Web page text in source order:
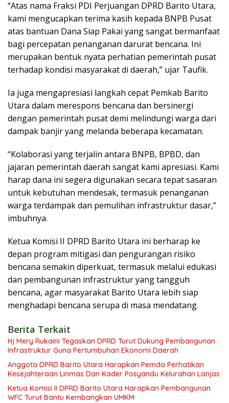
“Atas nama Fraksi PDI Perjuangan DPRD Barito Utara,
kami mengucapkan terima kasih kepada BNPB Pusat
atas bantuan Dana Siap Pakai yang sangat bermanfaat
bagi percepatan penanganan darurat bencana. Ini
merupakan bentuk nyata perhatian pemerintah pusat
terhadap kondisi masyarakat di daerah,” ujar Taufik.
Ia juga mengapresiasi langkah cepat Pemkab Barito
Utara dalam merespons bencana dan bersinergi
dengan pemerintah pusat demi melindungi warga dari
dampak banjir yang melanda beberapa kecamatan.
“Kolaborasi yang terjalin antara BNPB, BPBD, dan
jajaran pemerintah daerah sangat kami apresiasi. Kami
harap dana ini segera digunakan secara tepat sasaran
untuk kebutuhan mendesak, termasuk penanganan
warga terdampak dan pemulihan infrastruktur dasar,”
imbuhnya.
Ketua Komisi II DPRD Barito Utara ini berharap ke
depan program mitigasi dan pengurangan risiko
bencana semakin diperkuat, termasuk melalui edukasi
dan pembangunan infrastruktur yang tangguh
bencana, agar masyarakat Barito Utara lebih siap
menghadapi bencana serupa di masa mendatang.
Berita Terkait
Hj Mery Rukaini Tegaskan DPRD Turut Dukung Pembangunan
Infrastruktur Guna Pertumbuhan Ekonomi Daerah
Anggota DPRD Barito Utara Harapkan Pemda Perhatikan
Kesejahteraan Linmas Dan Kader Posyandu Kelurahan Lanjas
Ketua Komisi II DPRD Barito Utara Harapkan Pembangunan
WFC Turut Bantu Kembangkan UMKM